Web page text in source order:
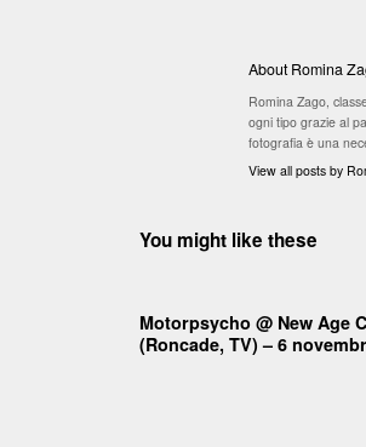
About Romina
Romina Zago,
ogni tipo grazie al
fotografia è una
View all posts by
You might like these
Motorpsycho @ New Age
(Roncade, TV) – 6